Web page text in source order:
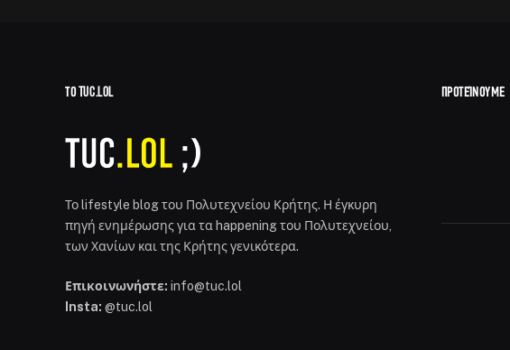
ΤΟ TUC.LOL
Το lifestyle blog του Πολυτεχνείου Κρήτης. Η έγκυρη
πηγή ενημέρωσης για τα happening του Πολυτεχνείου,
των Χανίων και της Κρήτης γενικότερα.
Επικοινωνήστε: info@tuc.lol
Insta: @tuc.lol
ΠΡΟΤΕΊΝΟΥΜΕ